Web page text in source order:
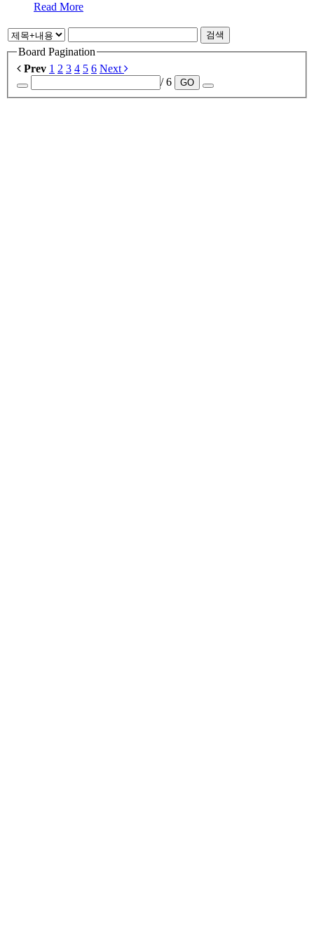
Read More
검색
Board Pagination
Prev 1 2 3 4 5 6 Next
/ 6
GO